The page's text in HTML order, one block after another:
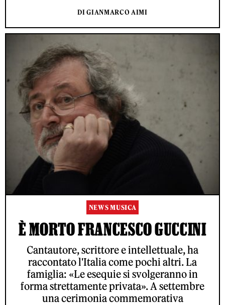
DI GIANMARCO AIMI
NEWS MUSICA
È MORTO FRANCESCO GUCCINI
Cantautore, scrittore e intellettuale, ha
raccontato l'Italia come pochi altri. La
famiglia: «Le esequie si svolgeranno in
forma strettamente privata». A settembre
una cerimonia commemorativa